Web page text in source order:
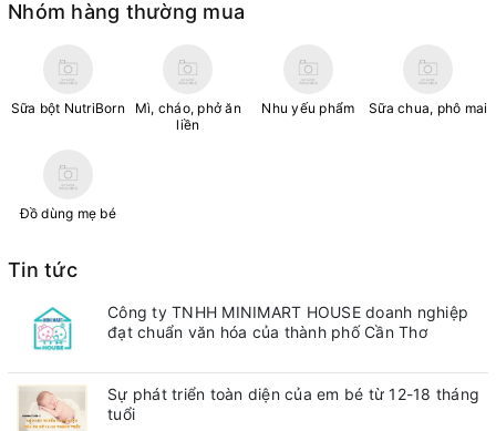
Nhóm hàng thường mua
Sữa bột NutriBorn
Mì, cháo, phở ăn
liền
Nhu yếu phẩm Sữa chua, phô mai
Đồ dùng mẹ bé
Tin tức
Công ty TNHH MINIMART HOUSE doanh nghiệp
đạt chuẩn văn hóa của thành phố Cần Thơ
Sự phát triển toàn diện của em bé từ 12-18 tháng
tuổi